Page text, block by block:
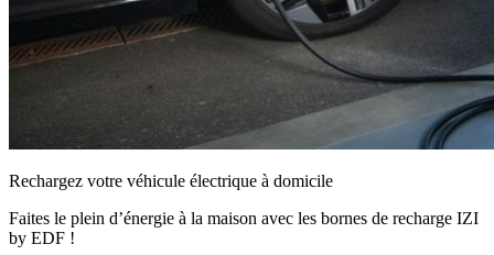
Rechargez votre véhicule électrique à domicile
Faites le plein d’énergie à la maison avec les bornes de recharge IZI
by EDF !